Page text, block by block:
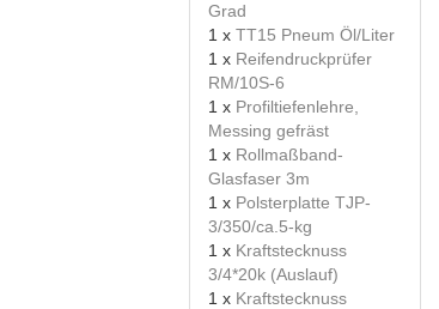
Grad
1 x TT15 Pneum Öl/Liter
1 x Reifendruckprüfer
RM/10S-6
1 x Profiltiefenlehre,
Messing gefräst
1 x Rollmaßband-
Glasfaser 3m
1 x Polsterplatte TJP-
3/350/ca.5-kg
1 x Kraftstecknuss
3/4*20k (Auslauf)
1 x Kraftstecknuss